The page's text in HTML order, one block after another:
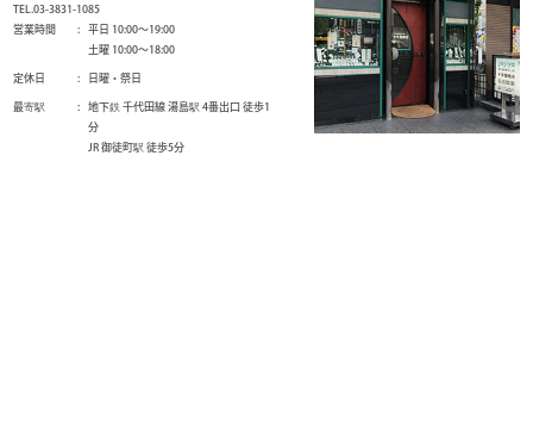
TEL.03-3831-1085
営業時間
平日 10:00～19:00
土曜 10:00～18:00
定休日
日曜・祭日
最寄駅
地下鉄 千代田線 湯島駅 4番出口 徒歩1
分
JR 御徒町駅 徒歩5分